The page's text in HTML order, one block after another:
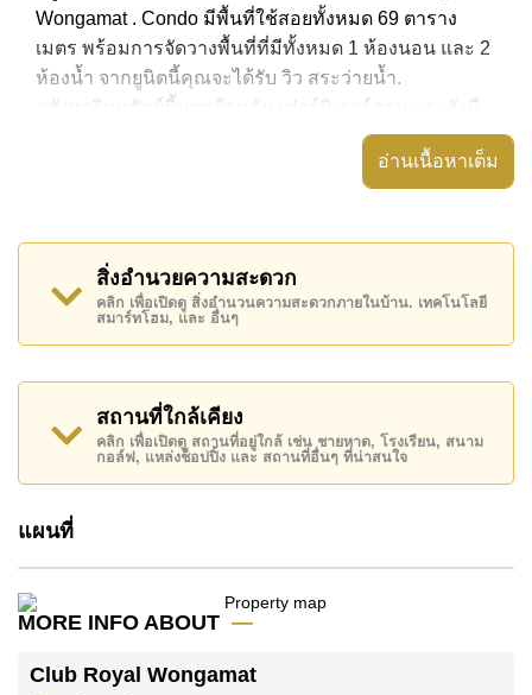
Wongamat . Condo มีพื้นที่ใช้สอยทั้งหมด 69 ตาราง
เมตร พร้อมการจัดวางพื้นที่ที่มีทั้งหมด 1 ห้องนอน และ 2
ห้องน้ำ จากยูนิตนี้คุณจะได้รับ วิว สระว่ายน้ำ.
อสังหาริมทรัพย์นี้มาพร้อมกับ เฟอร์นิเจอร์ครบ และยังมี
สิ่งอำนวยความสะดวก ได้แก่ เครื่องปรับอากาศครบ, มี
Club Royal Wongamat มีสิ่งอำนวยความสะดวกส่วน
กลาง ได้แก่ ฟิสเนส, ซาวน่าหรือห้องอบไอน้ำ, ห้องสมุด,
สวนส่วนกลาง
สถานที่สำคัญใกล้ Club Royal Wongamat ได้แก่: ติด
ชายหาด , อาร์ท อิน พาราไดซ์, The Sanctuary of Truth
Temple , , รพ.กรุงเทพพัทยา, โรงพยาบาลบางละมุง
อสังหาริมทรัพย์นี้มีไว้สำหรับขายในราคา ฿ 3,478,000
บาท คิดเป็น ฿ 50,406 บาทต่อตารางเมตร และยังมีให้เช่า
ในราคา ฿ 20,000 บาท
มัดจำ 2 เดือน ก่อนเข้าอยู่อาศัย
ไทย โดยมี ค่าโอนคนละครึ่ง
อ่านเนื้อหาเต็ม
สิ่งอำนวยความสะดวก
คลิก เพื่อเปิดดู สิ่งอำนวนความสะดวกภายในบ้าน. เทคโนโลยี
สมาร์ทโฮม, และ อื่นๆ
สถานที่ใกล้เคียง
คลิก เพื่อเปิดดู สถานที่อยู่ใกล้ เช่น ชายหาด, โรงเรียน, สนาม
กอล์ฟ, แหล่งช็อปปิ้ง และ สถานที่อื่นๆ ที่น่าสนใจ
แผนที่
MORE INFO ABOUT
Club Royal Wongamat